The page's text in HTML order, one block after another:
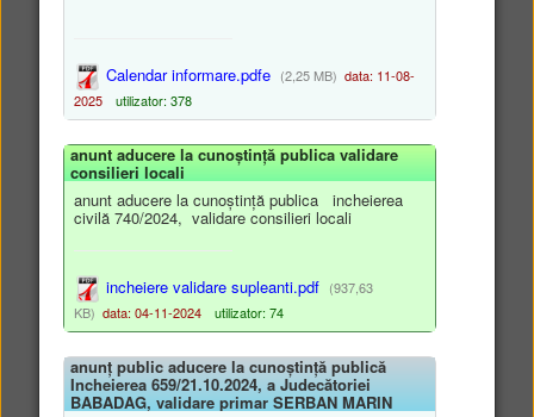
Plăteşte online impozite şi taxe locale!
Calendar informare.pdfe (2,25 MB) data: 11-08-
2025
utilizator: 378
anunt aducere la cunoștință publica validare
consilieri locali
anunt aducere la cunoștință publica incheierea
civilă 740/2024, validare consilieri locali
incheiere validare supleanti.pdf (937,63
KB) data: 04-11-2024 utilizator: 74
anunț public aducere la cunoștință publică
Incheierea 659/21.10.2024, a Judecătoriei
BABADAG, validare primar SERBAN MARIN